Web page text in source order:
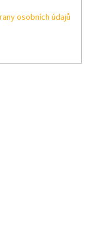
osobních údajů